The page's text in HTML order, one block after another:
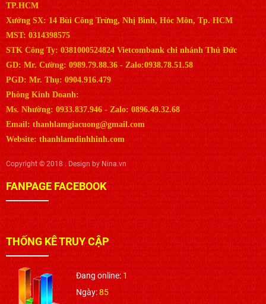
TP.HCM
Xưởng SX: 14 Bùi Công Trừng, Nhị Bình, Hóc Môn, Tp. HCM
MST: 0314398575
STK Công Ty: 0381000524824 Vietcombank chi nhánh Thủ Đức
GD: Mr. Cường: 0989.79.88.36 - Zalo:0938.78.51.58
PGD: Mr. Thụ: 0904.916.479
Phòng Kinh Doanh:
Ms. Nhường: 0933.837.946 - Zalo: 0896.49.32.68
Email: thanhlamgiacuong@gmail.com
Website: thanhlamdinhhinh.com
Copyright © 2018 . Design by Nina.vn
FANPAGE FACEBOOK
THỐNG KÊ TRUY CẬP
Đang online: 1
Ngày:85